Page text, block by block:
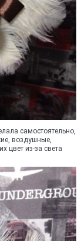
самостоятельно,
воздушные,
цвет из-за света